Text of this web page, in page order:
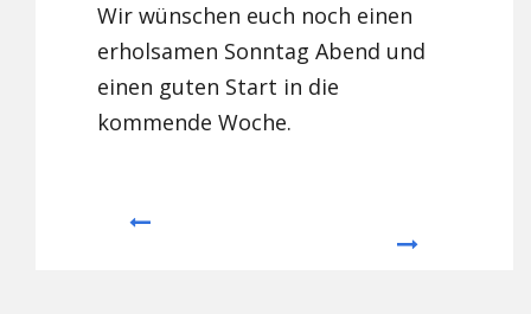
Wir wünschen euch noch einen
erholsamen Sonntag Abend und
einen guten Start in die
kommende Woche.